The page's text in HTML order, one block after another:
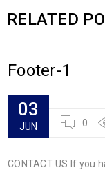
RELATED
Footer-1
03
JUN 0
CONTACT US If you